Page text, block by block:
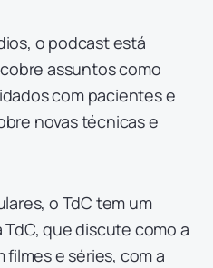
o podcast está
assuntos como
com pacientes e
novas técnicas e
o TdC tem um
que discute como a
e séries, com a